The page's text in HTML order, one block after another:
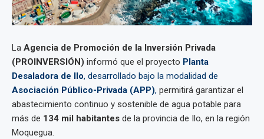
La Agencia de Promoción de la Inversión Privada
(PROINVERSIÓN) informó que el proyecto Planta
Desaladora de Ilo, desarrollado bajo la modalidad de
Asociación Público-Privada (APP), permitirá garantizar el
abastecimiento continuo y sostenible de agua potable para
más de 134 mil habitantes de la provincia de Ilo, en la región
Moquegua.